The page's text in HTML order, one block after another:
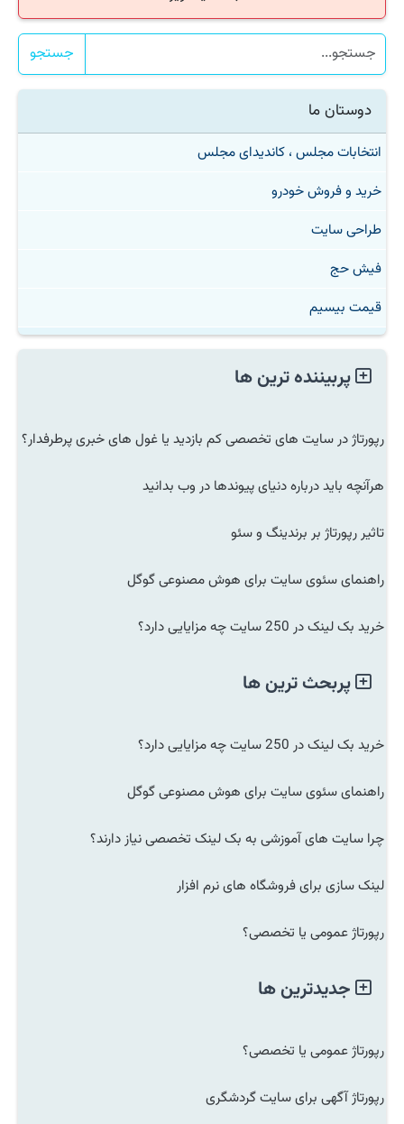
جستجو
دوستان ما
انتخابات مجلس ، کاندیدای مجلس
خرید و فروش خودرو
طراحی سایت
فیش حج
قیمت بیسیم
پربیننده ترین ها
رپورتاژ در سایت های تخصصی کم بازدید یا غول های خبری پرطرفدار؟
هرآنچه باید درباره دنیای پیوندها در وب بدانید
تاثیر رپورتاژ بر برندینگ و سئو
راهنمای سئوی سایت برای هوش مصنوعی گوگل
خرید بک لینک در 250 سایت چه مزایایی دارد؟
پربحث ترین ها
خرید بک لینک در 250 سایت چه مزایایی دارد؟
راهنمای سئوی سایت برای هوش مصنوعی گوگل
چرا سایت های آموزشی به بک لینک تخصصی نیاز دارند؟
لینک سازی برای فروشگاه های نرم افزار
رپورتاژ عمومی یا تخصصی؟
جدیدترین ها
رپورتاژ عمومی یا تخصصی؟
رپورتاژ آگهی برای سایت گردشگری